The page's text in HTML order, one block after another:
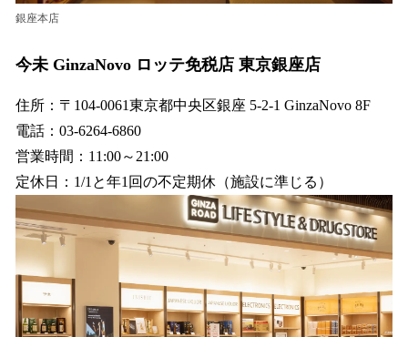
銀座本店
今未 GinzaNovo ロッテ免税店 東京銀座店
住所：〒104-0061東京都中央区銀座 5-2-1 GinzaNovo 8F
電話：03-6264-6860
営業時間：11:00～21:00
定休日：1/1と年1回の不定期休（施設に準じる）